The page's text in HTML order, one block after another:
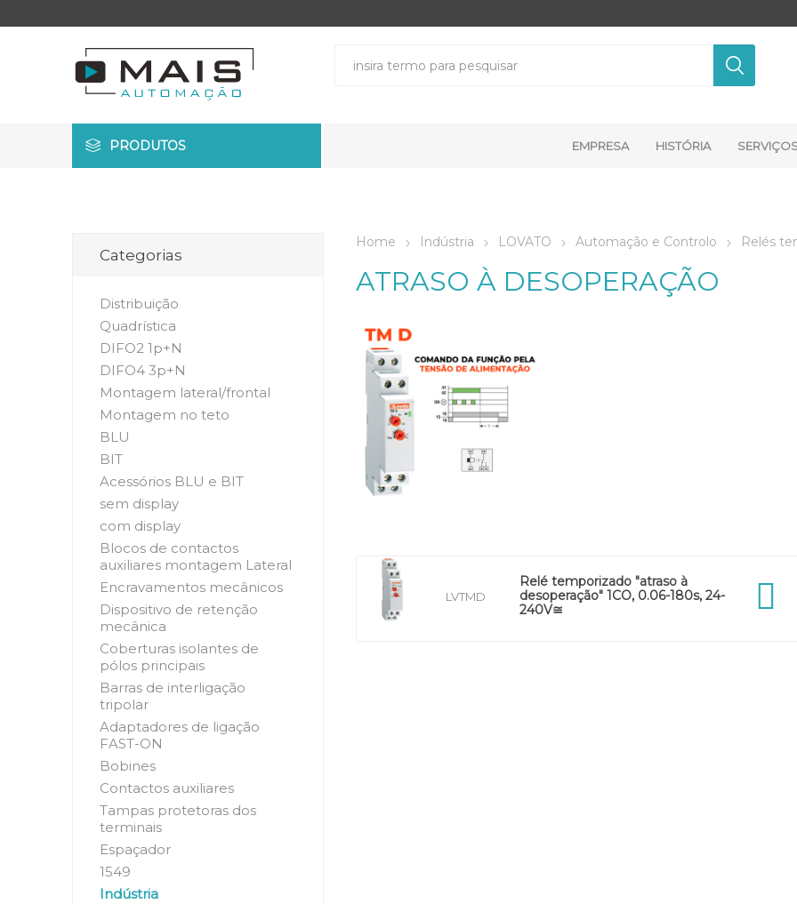
PRODUTOS EMPRESA HISTÓRIA
Home Indústria LOVATO Automação e Controlo Relés
ATRASO À DESOPERAÇÃO
LVTMD
Relé temporizado "atraso à
desoperação" 1CO, 0.06-180s, 24-
240V≅
Categorias
Distribuição
Quadrística
DIFO2 1p+N
DIFO4 3p+N
Montagem lateral/frontal
Montagem no teto
BLU
BIT
Acessórios BLU e BIT
sem display
com display
Blocos de contactos
auxiliares montagem Lateral
Encravamentos mecânicos
Dispositivo de retenção
mecânica
Coberturas isolantes de
pólos principais
Barras de interligação
tripolar
Adaptadores de ligação
FAST-ON
Bobines
Contactos auxiliares
Tampas protetoras dos
terminais
Espaçador
1549
Indústria